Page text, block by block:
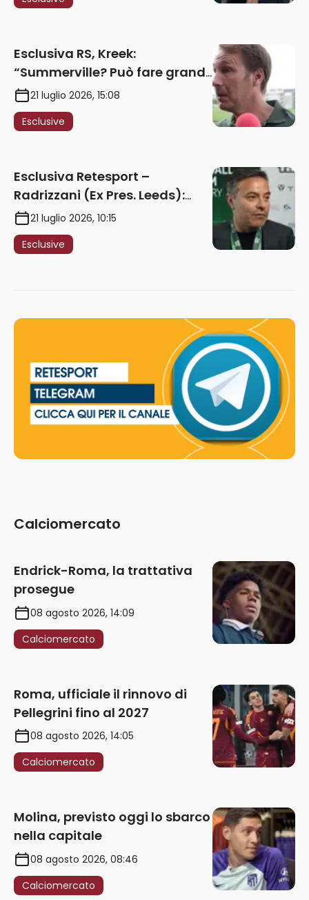
2027. Ricorsi strumentali?
Esclusiva RS, Kreek:
“Summerville? Può fare grandi
cose in Serie A. Godts deve
maturare esperienza per
giocare nella Roma”
21 luglio 2026, 15:08
Esclusive
Esclusiva Retesport –
Radrizzani (Ex Pres. Leeds):
“Summerville ragazzo
speciale, in Italia con Gasp
può esplodere
21 luglio 2026, 10:15
Esclusive
Calciomercato
Endrick-Roma, la trattativa
prosegue
08 agosto 2026, 14:09
Calciomercato
Roma, ufficiale il rinnovo di
Pellegrini fino al 2027
08 agosto 2026, 14:05
Calciomercato
Molina, previsto oggi lo sbarco
nella capitale
08 agosto 2026, 08:46
Calciomercato